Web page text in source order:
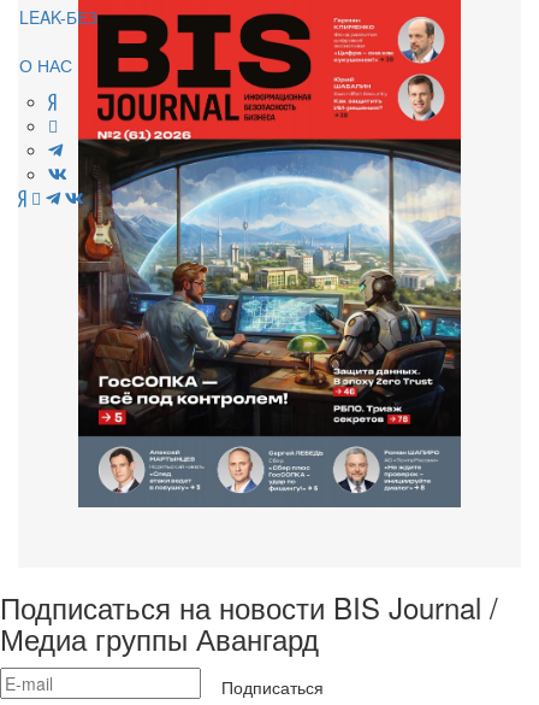
LEAK-БЕЗ
О НАС
Подписаться на новости BIS Journal /
Медиа группы Авангард
Подписаться